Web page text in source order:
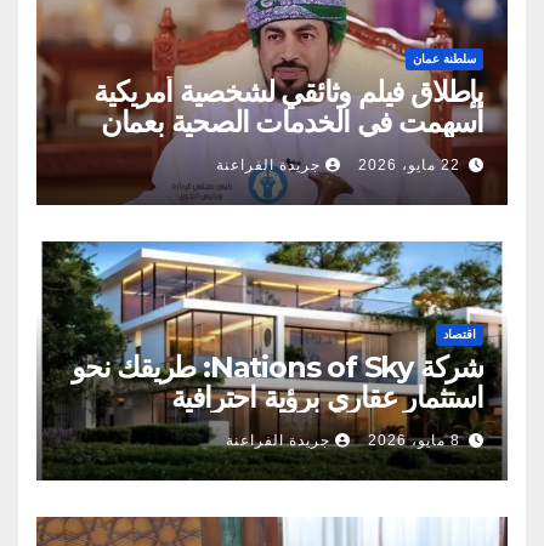
سلطنة عمان
بإطلاق فيلم وثائقي لشخصية أمريكية
أسهمت في الخدمات الصحية بعمان
22 مايو، 2026 جريدة الفراعنة
اقتصاد
شركة Nations of Sky: طريقك نحو
استثمار عقاري برؤية احترافية
8 مايو، 2026 جريدة الفراعنة